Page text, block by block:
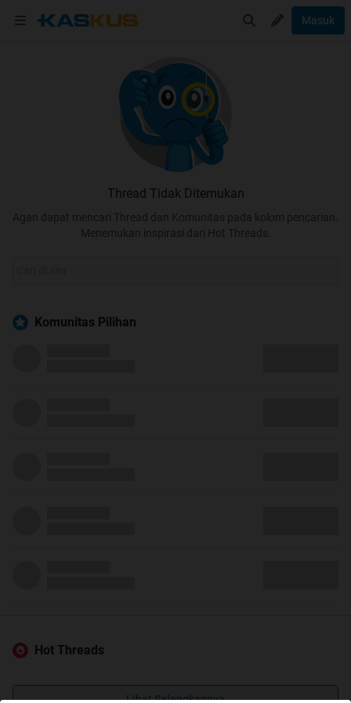
Masuk
Thread Tidak Ditemukan
Agan dapat mencari Thread dan Komunitas pada kolom pencarian.
Menemukan inspirasi dari Hot Threads.
Komunitas Pilihan
Hot Threads
Lihat Selengkapnya